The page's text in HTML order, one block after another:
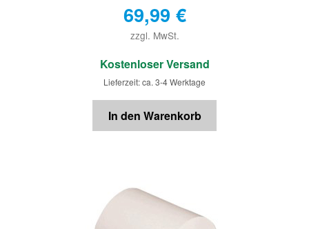
69,99 €
zzgl. MwSt.
€
Kostenloser Versand
Lieferzeit: ca. 3-4 Werktage
In den Warenkorb